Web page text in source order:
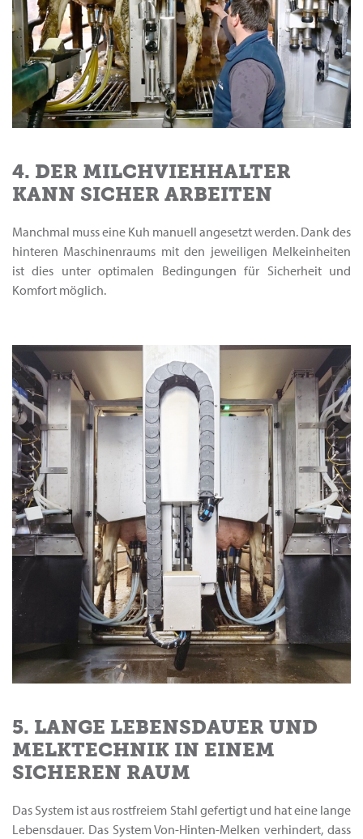
4. DER MILCHVIEHHALTER
KANN SICHER ARBEITEN
Manchmal muss eine Kuh manuell angesetzt werden. Dank des
hinteren Maschinenraums mit den jeweiligen Melkeinheiten
ist dies unter optimalen Bedingungen für Sicherheit und
Komfort möglich.
5. LANGE LEBENSDAUER UND
MELKTECHNIK IN EINEM
SICHEREN RAUM
Das System ist aus rostfreiem Stahl gefertigt und hat eine lange
Lebensdauer. Das System Von-Hinten-Melken verhindert, dass